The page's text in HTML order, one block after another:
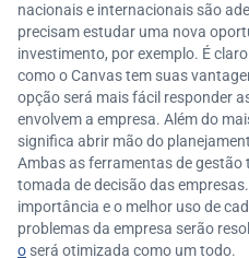
nacionais e internacionais são
precisam estudar uma nova
investimento, por exemplo. É
como o Canvas tem suas
opção será mais fácil responder
envolvem a empresa. Além do
significa abrir mão do
Ambas as ferramentas de gestão
tomada de decisão das
importância e o melhor uso de
problemas da empresa serão
o será otimizada como um todo.